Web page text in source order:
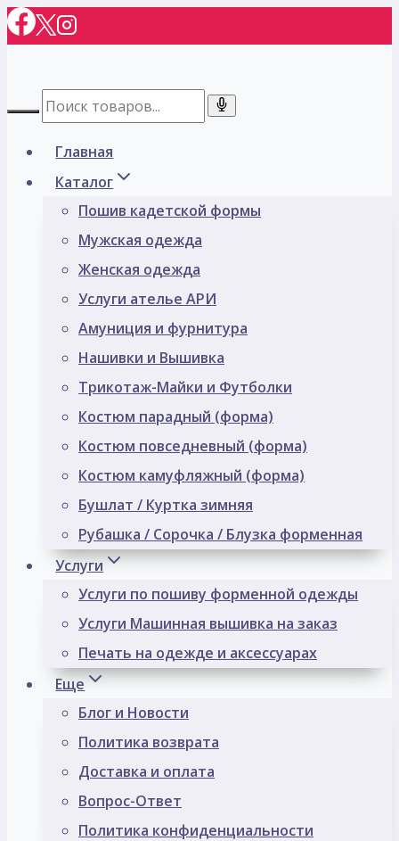
Перейти
к
Главная
Каталог
Пошив кадетской формы
Мужская одежда
Женская одежда
Услуги ателье АРИ
Амуниция и фурнитура
Нашивки и Вышивка
Трикотаж-Майки и Футболки
Костюм парадный (форма)
Костюм повседневный (форма)
Костюм камуфляжный (форма)
Бушлат / Куртка зимняя
Рубашка / Сорочка / Блузка форменная
Услуги
Услуги по пошиву форменной одежды
Услуги Машинная вышивка на заказ
Печать на одежде и аксессуарах
Еще
Блог и Новости
Политика возврата
Доставка и оплата
Вопрос-Ответ
Политика конфиденциальности